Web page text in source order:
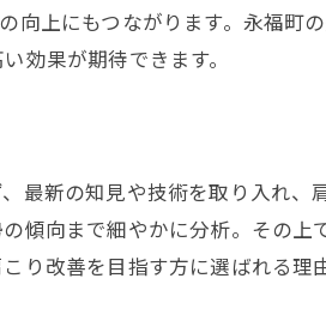
ぐコツを知る
院プラン
町施術スケジュール
果的な通院方法
町通院活用法
上にもつながります。永福町
効果が期待できます。
最新の知見や技術を取り入れ、
傾向まで細やかに分析。その上
り改善を目指す方に選ばれる理由